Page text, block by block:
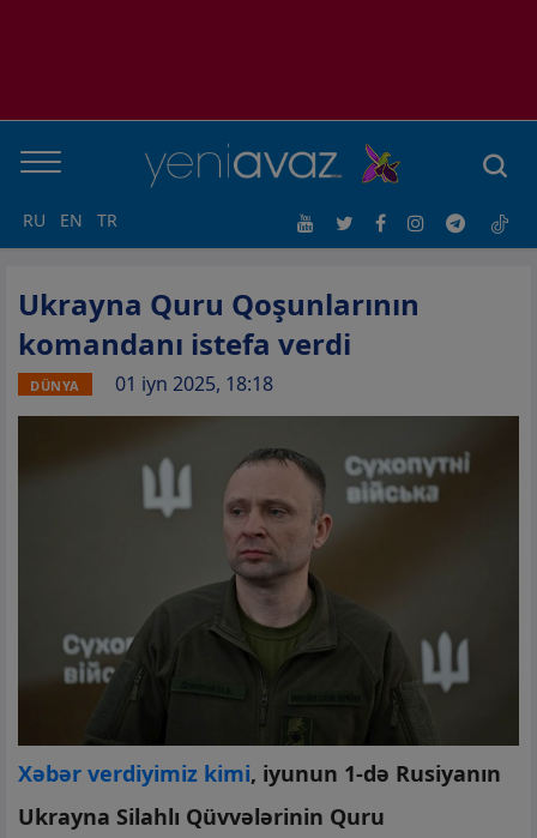
RU EN TR
Ukrayna Quru Qoşunlarının
komandanı istefa verdi
DÜNYA 01 iyn 2025, 18:18
Xəbər verdiyimiz kimi, iyunun 1-də Rusiyanın
Ukrayna Silahlı Qüvvələrinin Quru